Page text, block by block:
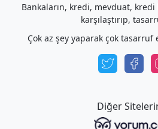
Bankaların, kredi, mevduat,
karşılaştırıp,
Çok az şey yaparak çok tasarruf
Diğer